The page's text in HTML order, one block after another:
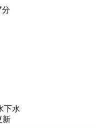
分
下水
新